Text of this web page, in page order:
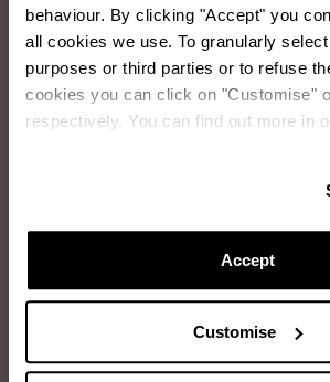
behaviour. By clicking "Accept" you
all cookies we use. To granularly
purposes or third parties or to refuse
cookies you can click on "Customise"
respectively. You can find out more in
Accept
Customise
Comment prendre soin de
Aquazzura.
BROSSAGE DU DAIM
Tout d’abord, prendre la brosse en
l’aide de mouvements circulaires.
Ensuite, utiliser délicatement la brosse à